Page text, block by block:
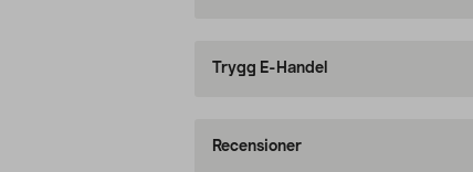
Trygg E-Handel
Recensioner